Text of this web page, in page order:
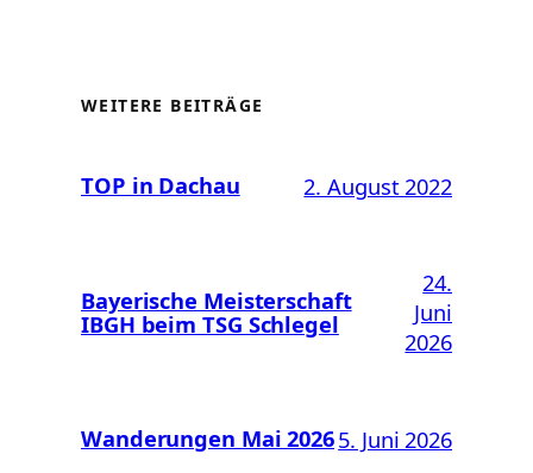
WEITERE BEITRÄGE
TOP in Dachau 2. August 2022
Bayerische Meisterschaft
IBGH beim TSG Schlegel
24.
Juni
2026
Wanderungen Mai 20265. Juni 2026